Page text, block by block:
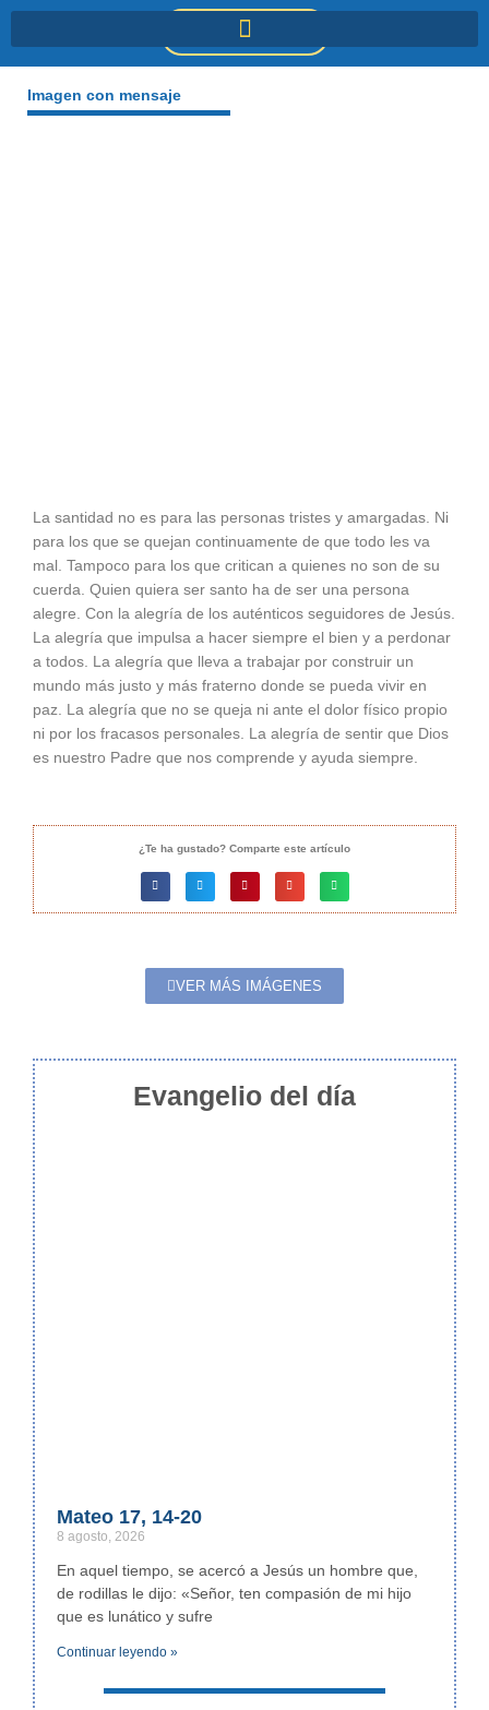
DONACIONES
Imagen con mensaje
La santidad no es para las personas tristes y amargadas. Ni
para los que se quejan continuamente de que todo les va
mal. Tampoco para los que critican a quienes no son de su
cuerda. Quien quiera ser santo ha de ser una persona
alegre. Con la alegría de los auténticos seguidores de Jesús.
La alegría que impulsa a hacer siempre el bien y a perdonar
a todos. La alegría que lleva a trabajar por construir un
mundo más justo y más fraterno donde se pueda vivir en
paz. La alegría que no se queja ni ante el dolor físico propio
ni por los fracasos personales. La alegría de sentir que Dios
es nuestro Padre que nos comprende y ayuda siempre.
¿Te ha gustado? Comparte este artículo
VER MÁS IMÁGENES
Evangelio del día
Mateo 17, 14-20
8 agosto, 2026
En aquel tiempo, se acercó a Jesús un hombre que,
de rodillas le dijo: «Señor, ten compasión de mi hijo
que es lunático y sufre
Continuar leyendo »